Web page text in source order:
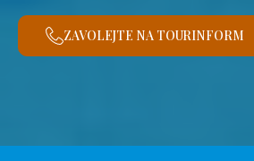
ZAVOLEJTE NA TOURINFORM